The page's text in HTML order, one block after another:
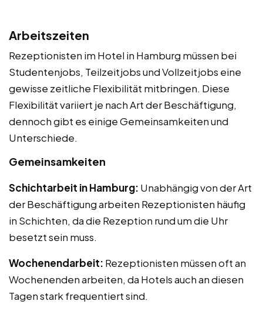
Arbeitszeiten
Rezeptionisten im Hotel in Hamburg müssen bei
Studentenjobs, Teilzeitjobs und Vollzeitjobs eine
gewisse zeitliche Flexibilität mitbringen. Diese
Flexibilität variiert je nach Art der Beschäftigung,
dennoch gibt es einige Gemeinsamkeiten und
Unterschiede.
Gemeinsamkeiten
Schichtarbeit in Hamburg: Unabhängig von der Art
der Beschäftigung arbeiten Rezeptionisten häufig
in Schichten, da die Rezeption rund um die Uhr
besetzt sein muss.
Wochenendarbeit: Rezeptionisten müssen oft an
Wochenenden arbeiten, da Hotels auch an diesen
Tagen stark frequentiert sind.